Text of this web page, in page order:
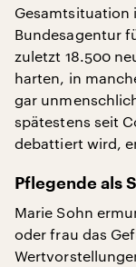
Gesamtsituation
Bundesagentur
zuletzt 18.500
harten, in
gar
spätestens seit
debattiert wird,
Pflegende als
Marie Sohn
oder frau das